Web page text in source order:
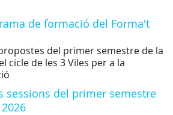
de formació del Forma't
del primer semestre de la
cicle de les 3 Viles per a la
sessions del primer semestre